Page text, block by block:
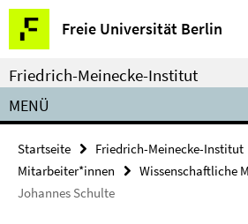
Springe
direkt
zu
Inhalt
Freie Universität Berlin
Service-
Navigation
Friedrich-Meinecke-Institut
MENÜ
Startseite Friedrich-Meinecke-Institut
Mitarbeiter*innen
Wissenschaftliche
Johannes Schulte